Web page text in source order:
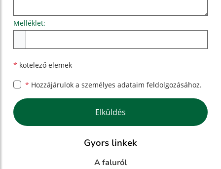
Melléklet:
* kötelező elemek
* Hozzájárulok a személyes adataim feldolgozásához.
Google reCaptcha Response
Elküldés
Gyors linkek
A faluról